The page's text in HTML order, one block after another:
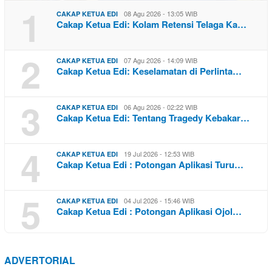
1 CAKAP KETUA EDI 08 Agu 2026 - 13:05 WIB
Cakap Ketua Edi: Kolam Retensi Telaga Ka…
2 CAKAP KETUA EDI 07 Agu 2026 - 14:09 WIB
Cakap Ketua Edi: Keselamatan di Perlinta…
3 CAKAP KETUA EDI 06 Agu 2026 - 02:22 WIB
Cakap Ketua Edi: Tentang Tragedy Kebakar…
4 CAKAP KETUA EDI 19 Jul 2026 - 12:53 WIB
Cakap Ketua Edi : Potongan Aplikasi Turu…
5 CAKAP KETUA EDI 04 Jul 2026 - 15:46 WIB
Cakap Ketua Edi : Potongan Aplikasi Ojol…
ADVERTORIAL